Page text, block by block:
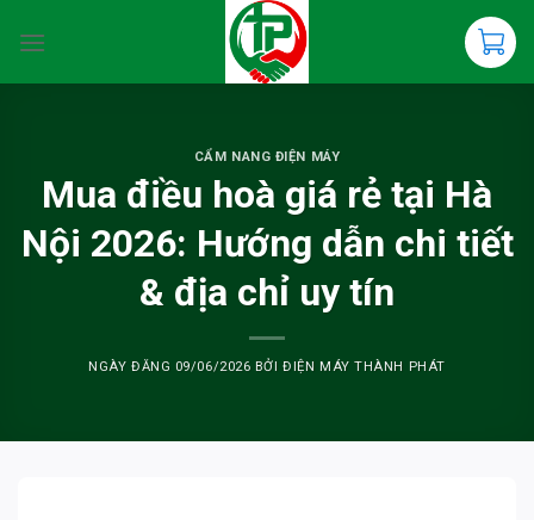
đến
CẨM NANG ĐIỆN MÁY
Mua điều hoà giá rẻ tại Hà
Nội 2026: Hướng dẫn chi tiết
& địa chỉ uy tín
NGÀY ĐĂNG 09/06/2026 BỞIĐIỆN MÁY THÀNH PHÁT